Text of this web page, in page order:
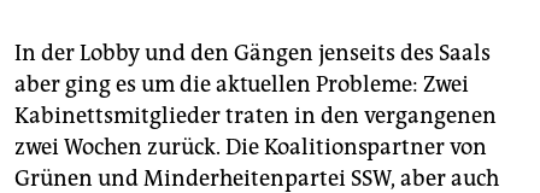
In der Lobby und den Gängen jenseits des Saals
aber ging es um die aktuellen Probleme: Zwei
Kabinettsmitglieder traten in den vergangenen
zwei Wochen zurück. Die Koalitionspartner von
Grünen und Minderheitenpartei SSW, aber auch